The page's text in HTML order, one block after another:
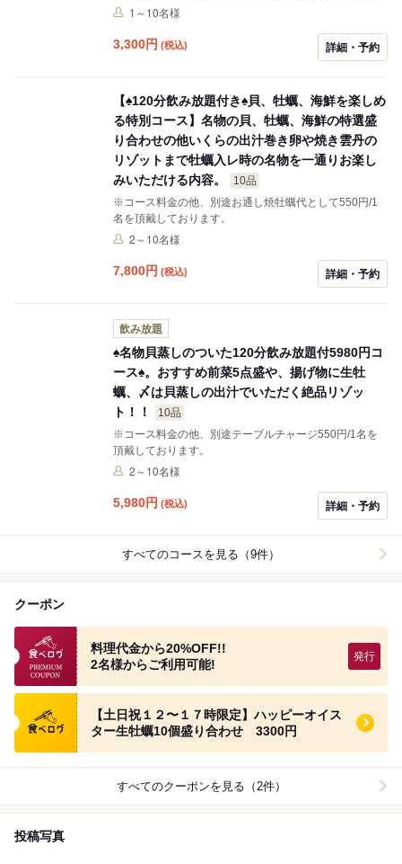
す
1～10名様
3,300円 (税込) 詳細・予約
【♠︎120分飲み放題付き♠︎貝、牡蠣、海鮮を楽しめ
る特別コース】名物の貝、牡蠣、海鮮の特選盛
り合わせの他いくらの出汁巻き卵や焼き雲丹の
リゾットまで牡蠣入レ時の名物を一通りお楽し
みいただける内容。
10品
※コース料金の他、別途お通し焼牡蠣代として550円/1
名を頂戴しております。
2～10名様
7,800円 (税込) 詳細・予約
飲み放題
♠︎名物貝蒸しのついた120分飲み放題付5980円コ
ース♠︎。おすすめ前菜5点盛や、揚げ物に生牡
蠣、〆は貝蒸しの出汁でいただく絶品リゾッ
ト！！
10品
※コース料金の他、別途テーブルチャージ550円/1名を
頂戴しております。
2～10名様
5,980円 (税込) 詳細・予約
すべてのコースを見る（9件）
クーポン
食べログプレミアムクーポン
料理代金から20%OFF!!
2名様からご利用可能!
食べログ クーポン
【土日祝１２〜１７時限定】ハッピーオイス
ター生牡蠣10個盛り合わせ 3300円
すべてのクーポンを見る（2件）
投稿写真